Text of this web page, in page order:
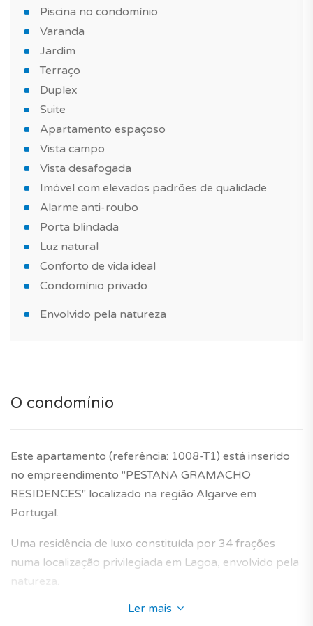
TAGUS NOVO está ao seu lado para a realização dos
seus novos projetos imobiliários em Portugal.
Agende já a sua visita!
Mais informações sobre este ou outro imóvel e
marcações de visita, contacte-nos.
informativo e não dispensa a visita ao imóvel.
Piscina no condomínio
Varanda
Jardim
Terraço
Duplex
Suite
Apartamento espaçoso
Vista campo
Vista desafogada
Imóvel com elevados padrões de qualidade
Alarme anti-roubo
Porta blindada
Luz natural
Conforto de vida ideal
Condomínio privado
Envolvido pela natureza
O condomínio
Este apartamento (referência: 1008-T1) está inserido
no empreendimento "PESTANA GRAMACHO
RESIDENCES" localizado na região Algarve em
Portugal.
Uma residência de luxo constituída por 34 frações
numa localização privilegiada em Lagoa, envolvido pela
natureza.
A sua arquitectura enquadra-se perfeitamente na área
Ler mais